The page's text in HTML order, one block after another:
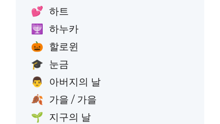
💕 하트
🕎 하누카
🎃 할로윈
🎓 눈금
👨 아버지의 날
🍂 가을 / 가을
🌱 지구의 날